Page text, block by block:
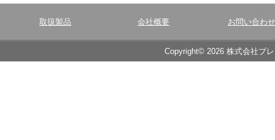
取扱製品 会社概要 お問い合わせ
Copyright© 2026 株式会社ブ